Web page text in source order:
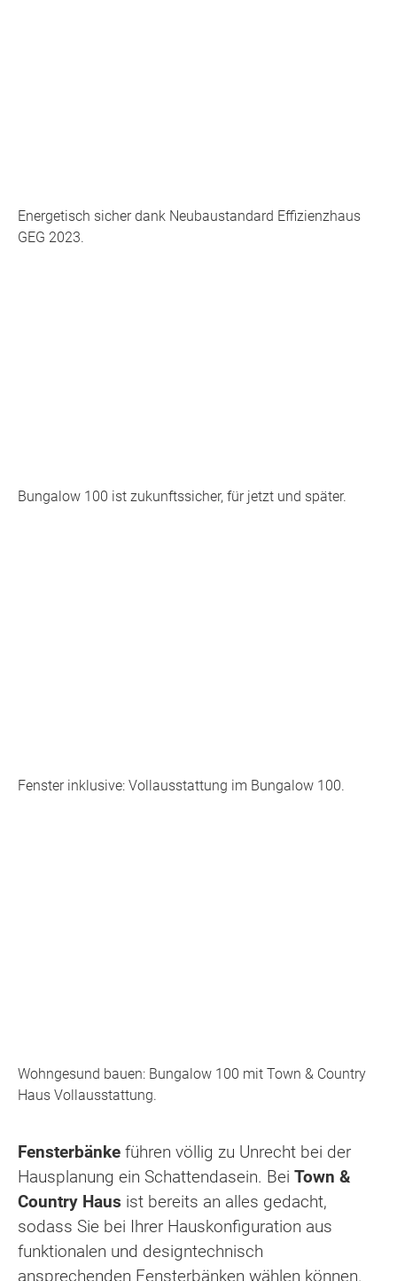
Energetisch sicher dank Neubaustandard Effizienzhaus
GEG 2023.
Bungalow 100 ist zukunftssicher, für jetzt und später.
Fenster inklusive: Vollausstattung im Bungalow 100.
Wohngesund bauen: Bungalow 100 mit Town & Country
Haus Vollausstattung.
Fensterbänke führen völlig zu Unrecht bei der
Hausplanung ein Schattendasein. Bei Town &
Country Haus ist bereits an alles gedacht,
sodass Sie bei Ihrer Hauskonfiguration aus
funktionalen und designtechnisch
ansprechenden Fensterbänken wählen können.